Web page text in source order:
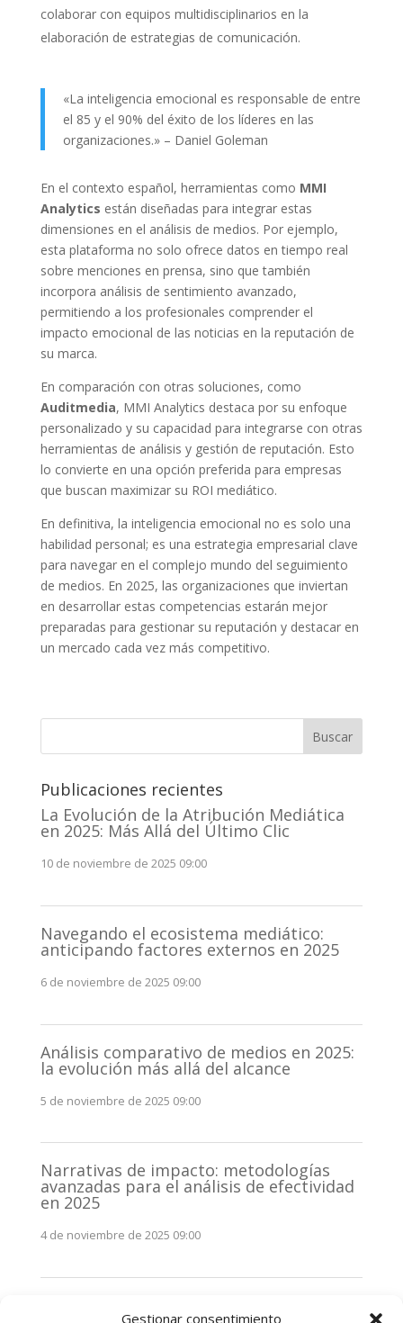
Gestionar consentimiento
colaborar con equipos multidisciplinarios en la
elaboración de estrategias de comunicación.
«La inteligencia emocional es responsable de entre
el 85 y el 90% del éxito de los líderes en las
organizaciones.» – Daniel Goleman
En el contexto español, herramientas como MMI
Analytics están diseñadas para integrar estas
dimensiones en el análisis de medios. Por ejemplo,
esta plataforma no solo ofrece datos en tiempo real
sobre menciones en prensa, sino que también
incorpora análisis de sentimiento avanzado,
permitiendo a los profesionales comprender el
impacto emocional de las noticias en la reputación de
su marca.
En comparación con otras soluciones, como
Auditmedia, MMI Analytics destaca por su enfoque
personalizado y su capacidad para integrarse con otras
herramientas de análisis y gestión de reputación. Esto
lo convierte en una opción preferida para empresas
que buscan maximizar su ROI mediático.
En definitiva, la inteligencia emocional no es solo una
habilidad personal; es una estrategia empresarial clave
para navegar en el complejo mundo del seguimiento
de medios. En 2025, las organizaciones que inviertan
en desarrollar estas competencias estarán mejor
preparadas para gestionar su reputación y destacar en
un mercado cada vez más competitivo.
Buscar
Publicaciones recientes
La Evolución de la Atribución Mediática
en 2025: Más Allá del Último Clic
10 de noviembre de 2025 09:00
Navegando el ecosistema mediático:
anticipando factores externos en 2025
6 de noviembre de 2025 09:00
Análisis comparativo de medios en 2025:
la evolución más allá del alcance
5 de noviembre de 2025 09:00
Narrativas de impacto: metodologías
avanzadas para el análisis de efectividad
en 2025
4 de noviembre de 2025 09:00